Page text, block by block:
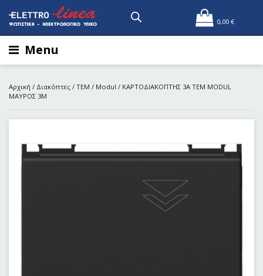
0,00 €
Menu
Αρχική / Διακόπτες / TEM / Modul / ΚΑΡΤΟΔΙΑΚΟΠΤΗΣ 3Α ΤΕΜ MODUL
ΜΑΥΡΟΣ 3Μ